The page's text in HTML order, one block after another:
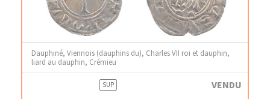
Dauphiné, Viennois (dauphins du), Charles VII roi et dauphin,
liard au dauphin, Crémieu
SUP VENDU